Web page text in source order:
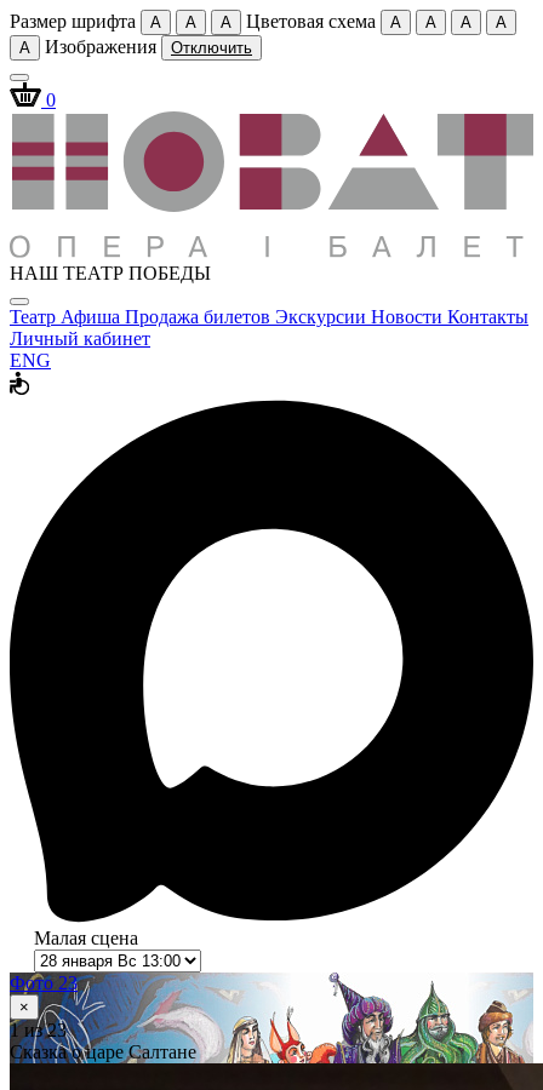
Размер шрифта A A A Цветовая схема A A A
A
A
Изображения Отключить
0
НАШ ТЕАТР ПОБЕДЫ
Театр Афиша Продажа билетов Экскурсии Новости Контакты
Личный кабинет
ENG
Малая сцена
Фото 23
×
1из 23
Сказка о царе Салтане